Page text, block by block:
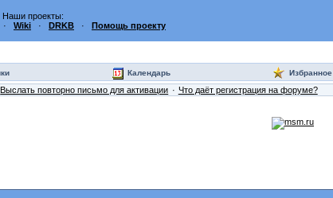
Наши проекты:
· Wiki · DRKB · Помощь проекту
Календарь Избранное
Выслать повторно письмо для активации Что даёт регистрация на форуме?